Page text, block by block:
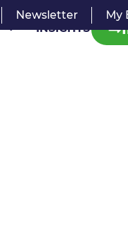
Newsletter My
INSIGHTS